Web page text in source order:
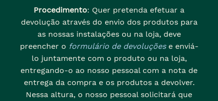
Procedimento: Quer pretenda efetuar a
devolução através do envio dos produtos para
as nossas instalações ou na loja, deve
preencher o formulário de devoluçõese enviá-
lo juntamente com o produto ou na loja,
entregando-o ao nosso pessoal com a nota de
entrega da compra e os produtos a devolver.
Nessa altura, o nosso pessoal solicitará que